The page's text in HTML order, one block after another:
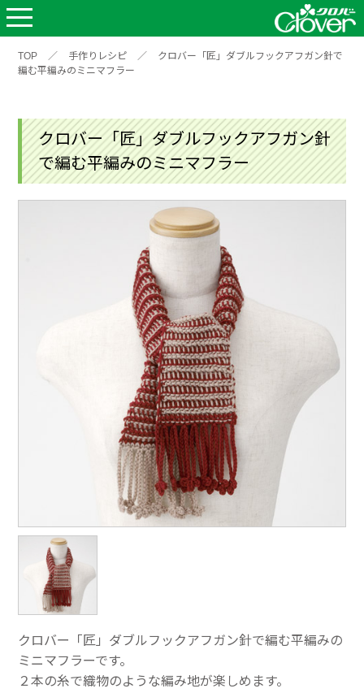
TOP ／ 手作りレシピ ／
クロバー「匠」ダブルフックアフガン針で
編む平編みのミニマフラー
クロバー「匠」ダブルフックアフガン針
で編む平編みのミニマフラー
クロバー「匠」ダブルフックアフガン針で編む平編みの
ミニマフラーです。
２本の糸で織物のような編み地が楽しめます。